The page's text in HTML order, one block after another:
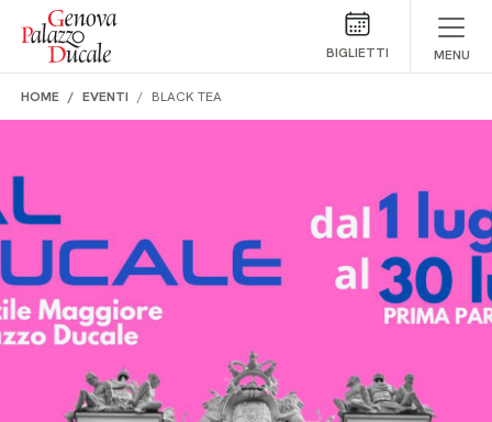
Salta al contenuto
BIGLIETTI MENU
HOME EVENTI BLACK TEA